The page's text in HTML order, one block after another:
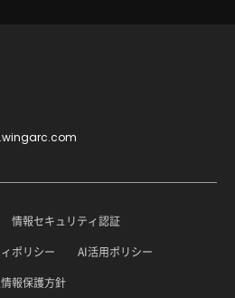
情報セキュリティ認証
ポリシー
AI活用ポリシー
報保護方針